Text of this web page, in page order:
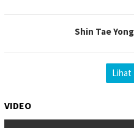
Shin Tae
Lihat
VIDEO